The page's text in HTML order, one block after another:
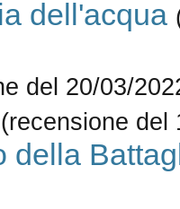
dell'acqua
del 20/03/
(recensione del
della